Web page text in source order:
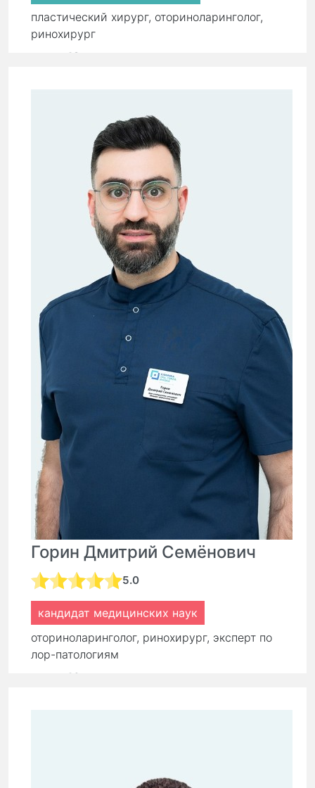
пластический хирург, оториноларинголог,
ринохирург
18 лет
Горин Дмитрий Семёнович
5.0
кандидат медицинских наук
оториноларинголог, ринохирург, эксперт по
лор-патологиям
16 лет